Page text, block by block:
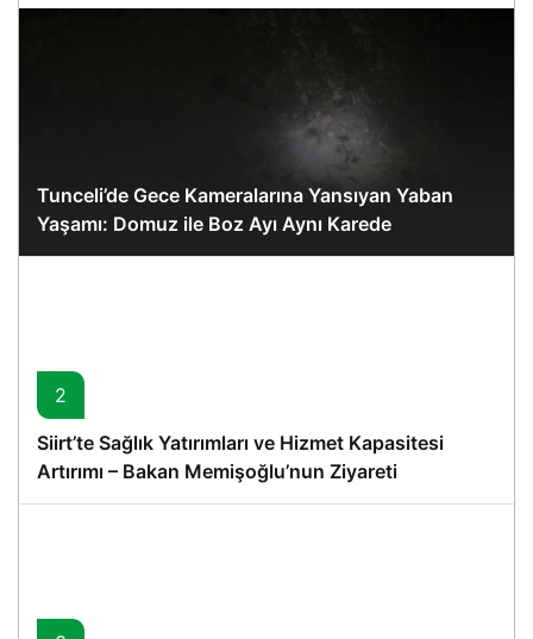
Tunceli’de Gece Kameralarına Yansıyan Yaban
Yaşamı: Domuz ile Boz Ayı Aynı Karede
2
Siirt’te Sağlık Yatırımları ve Hizmet Kapasitesi
Artırımı – Bakan Memişoğlu’nun Ziyareti